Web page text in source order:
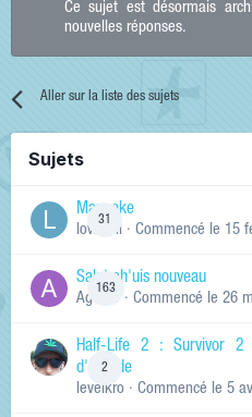
Ce sujet est désormais
nouvelles réponses.
Aller sur la liste des sujets
Sujets
31
Manneke
lowskill · Commencé le 15
163
Salut ch'uis nouveau
Ag0Nie · Commencé le 26
2
Half-Life 2 : Survivor 2
d'arcade
levelkro · Commencé le 5